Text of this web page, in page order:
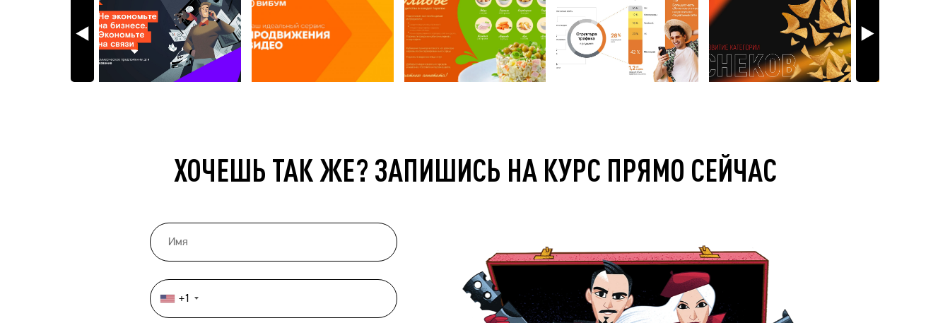
ХОЧЕШЬ ТАК ЖЕ? ЗАПИШИСЬ НА КУРС ПРЯМО СЕЙЧАС
United
States
+1